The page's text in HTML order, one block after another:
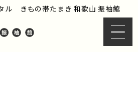
ル きもの帯たまき 和歌山 振袖館